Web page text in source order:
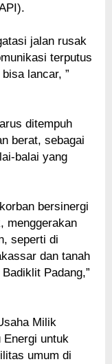
jalan rusak
terputus
lancar, ”
ditempuh
berat, sebagai
balai yang
bersinergi
menggerakan
seperti di
dan tanah
Padang,”
Milik
Energi untuk
umum di